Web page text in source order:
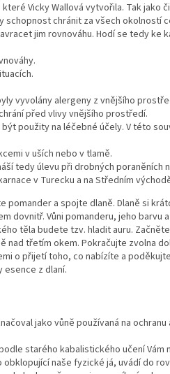
Vicky Wallová vytvořila. Tak
schopnost chránit za všech okolností
jim rovnováhu. Hodí se tedy ke
vyvolány alergeny z vnějšího
před vlivy vnějšího prostředí.
použity na léčebné účely. V této
v uších nebo v tlamě.
tedy úlevu při drobných poraněních
v Turecku a na Středním
pomander a spojte dlaně. Dlaně si
dovnitř. Vůni pomanderu, jeho barvu
těla budete tzv. hladit auru.
nad třetím okem. Pokračujte zvolna
o přijetí toho, co nabízíte a
esence z dlaní.
jako vůně používaná na ochranu
starého kabalistického učení Vám
naše fyzické já, uvádí do